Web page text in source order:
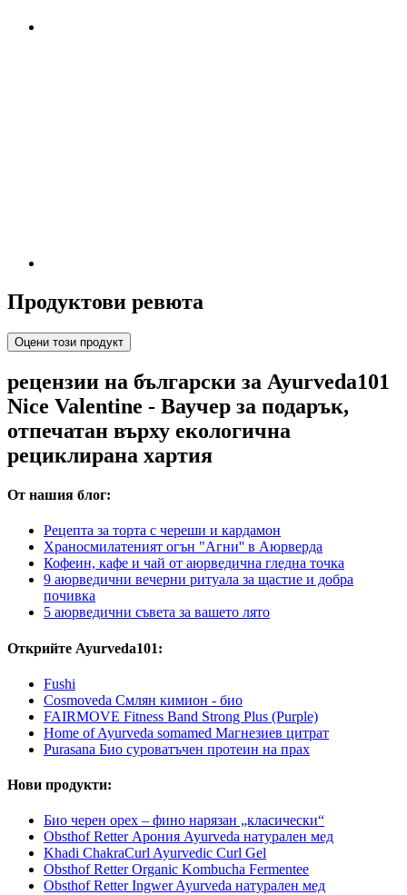
Продуктови ревюта
Оцени този продукт
рецензии на български за Ayurveda101
Nice Valentine - Ваучер за подарък,
отпечатан върху екологична
рециклирана хартия
От нашия блог:
Рецепта за торта с череши и кардамон
Храносмилатеният огън "Агни'' в Аюрверда
Кофеин, кафе и чай от аюрведична гледна точка
9 аюрведични вечерни ритуала за щастие и добра
почивка
5 аюрведични съвета за вашето лято
Открийте Ayurveda101:
Fushi
Cosmoveda Смлян кимион - био
FAIRMOVE Fitness Band Strong Plus (Purple)
Home of Ayurveda somamed Магнезиев цитрат
Purasana Био суроватъчен протеин на прах
Нови продукти:
Био черен орех – фино нарязан „класически“
Obsthof Retter Арония Ayurveda натурален мед
Khadi ChakraCurl Ayurvedic Curl Gel
Obsthof Retter Organic Kombucha Fermentee
Obsthof Retter Ingwer Ayurveda натурален мед